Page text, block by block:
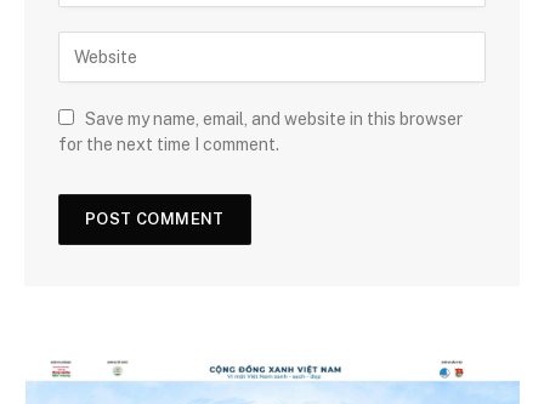
Save my name, email, and website in this browser
for the next time I comment.